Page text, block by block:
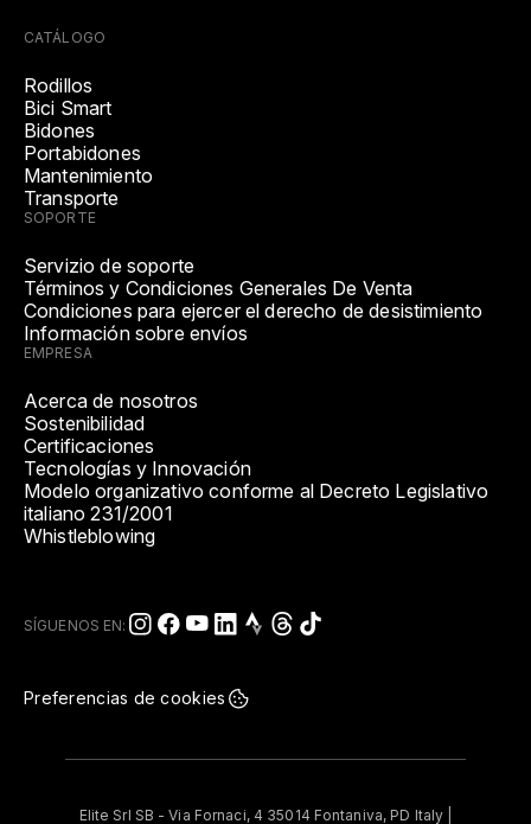
CATÁLOGO
Rodillos
Bici Smart
Bidones
Portabidones
Mantenimiento
Transporte
SOPORTE
Servizio de soporte
Términos y Condiciones Generales De Venta
Condiciones para ejercer el derecho de desistimiento
Información sobre envíos
EMPRESA
Acerca de nosotros
Sostenibilidad
Certificaciones
Tecnologías y Innovación
Modelo organizativo conforme al Decreto Legislativo
italiano 231/2001
Whistleblowing
SÍGUENOS EN:
Preferencias de cookies
Elite Srl SB - Via Fornaci, 4 35014 Fontaniva, PD Italy |